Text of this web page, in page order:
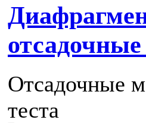
Отсадочные
теста